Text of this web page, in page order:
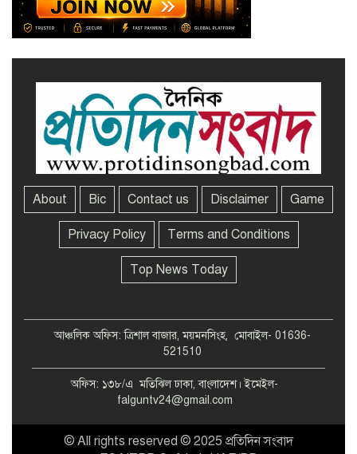
নজরুল বিশ্ববিদ্যালয়ে ব্যবসায় প্রশাসন
অনুষদের গবেষণা প্রকল্প ২০২৫-২৬
অর্থবছরের সেমিনার
About Bic Contact us Disclaimer Game
Privacy Policy Terms and Conditions
Top News Today
আঞ্চলিক অফিস: ত্রিশাল বাজার, ময়মনসিংহ, মোবাইল- 01636-
521510
অফিস: ১৩৮/এ মতিঝিল ঢাকা, বাংলাদেশ। ইমেইল-
falguntv24@gmail.com
© All rights reserved © 2025 প্রতিদিন সংবাদ